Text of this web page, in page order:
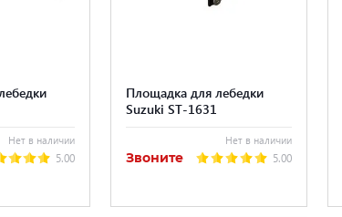
Нет в наличии
5.00
Площадка для лебедки
Suzuki ST-1631
Нет в наличии
Звоните 5.00